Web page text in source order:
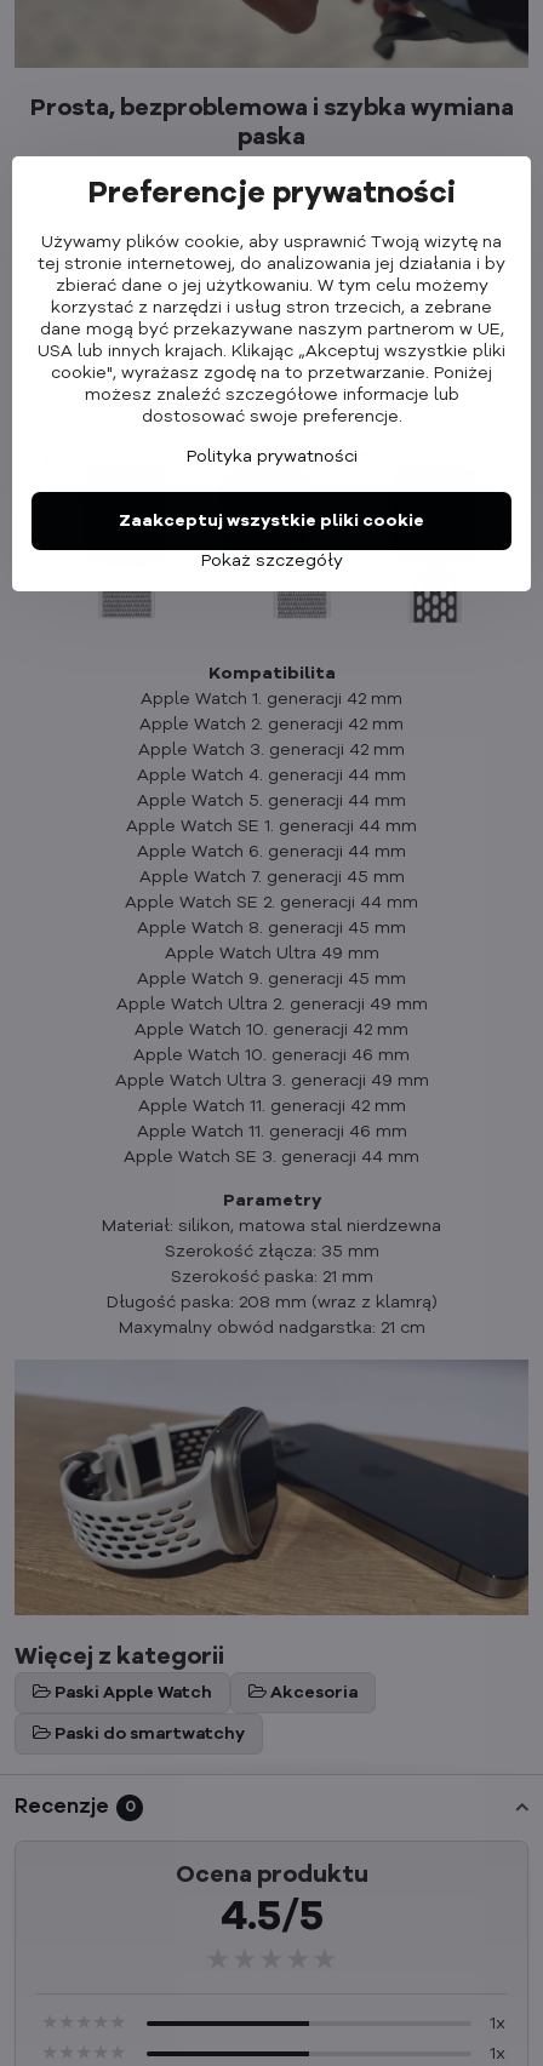
Prosta, bezproblemowa i szybka wymiana
paska
Możesz zmieniać swoje paski w dowolnym momencie,
według własnego uznania i z wygody swojego domu.
Wymiana jest bardzo szybka i poradzi sobie z nią naprawdę
każdy.
1. Naciśnij przycisk na krawędzi zegarka, który uwolni obecny
pasek.
2. Delikatnie wyjmij stary pasek z miejsca.
3. Wsuń nowy pasek Cubenest w otwór i zamocuj go w
żądanej pozycji.
Kompatibilita
Apple Watch 1. generacji 42 mm
Apple Watch 2. generacji 42 mm
Apple Watch 3. generacji 42 mm
Apple Watch 4. generacji 44 mm
Apple Watch 5. generacji 44 mm
Apple Watch SE 1. generacji 44 mm
Apple Watch 6. generacji 44 mm
Apple Watch 7. generacji 45 mm
Apple Watch SE 2. generacji 44 mm
Apple Watch 8. generacji 45 mm
Apple Watch Ultra 49 mm
Apple Watch 9. generacji 45 mm
Apple Watch Ultra 2. generacji 49 mm
Apple Watch 10. generacji 42 mm
Apple Watch 10. generacji 46 mm
Apple Watch Ultra 3. generacji 49 mm
Apple Watch 11. generacji 42 mm
Apple Watch 11. generacji 46 mm
Apple Watch SE 3. generacji 44 mm
Parametry
Materiał: silikon, matowa stal nierdzewna
Szerokość złącza: 35 mm
Szerokość paska: 21 mm
Długość paska: 208 mm (wraz z klamrą)
Maxymalny obwód nadgarstka: 21 cm
Więcej z kategorii
Paski Apple Watch Akcesoria
Paski do smartwatchy
Recenzje 0
Ocena produktu
4.5/5
1x
1x
Preferencje prywatności
Używamy plików cookie, aby usprawnić Twoją wizytę na
tej stronie internetowej, do analizowania jej działania i by
zbierać dane o jej użytkowaniu. W tym celu możemy
korzystać z narzędzi i usług stron trzecich, a zebrane
dane mogą być przekazywane naszym partnerom w UE,
USA lub innych krajach. Klikając „Akceptuj wszystkie pliki
cookie", wyrażasz zgodę na to przetwarzanie. Poniżej
możesz znaleźć szczegółowe informacje lub
dostosować swoje preferencje.
Polityka prywatności
Pokaż szczegóły
Zaakceptuj wszystkie pliki cookie